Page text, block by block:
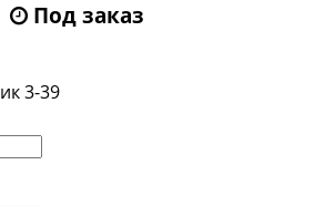
Под заказ
3-39